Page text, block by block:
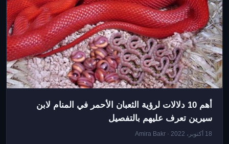
أهم 10 دلالات لرؤية الثعبان الأحمر في المنام لابن
سيرين تعرف عليهم بالتفصيل
18 أكتوبر، 2022 · Amira Bakr